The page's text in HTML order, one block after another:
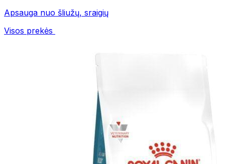
Apsauga nuo šliužų, sraigių
Visos prekės